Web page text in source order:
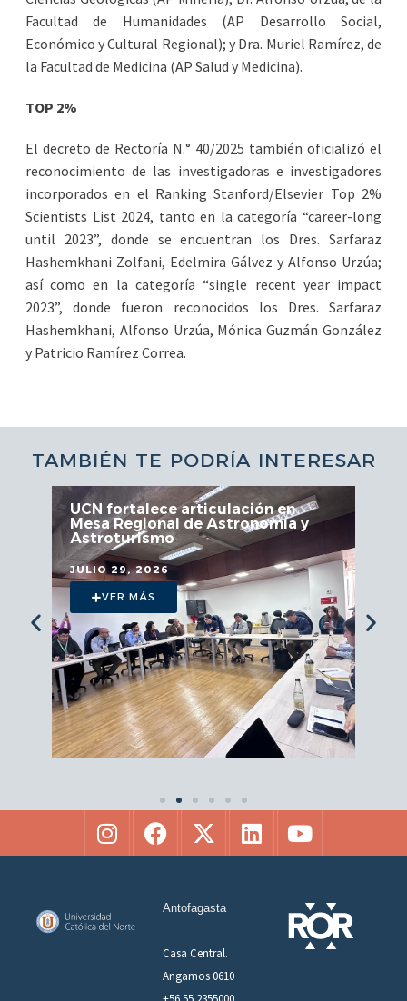
Facultad de Humanidades (AP Desarrollo Social,
Económico y Cultural Regional); y Dra. Muriel Ramírez, de
la Facultad de Medicina (AP Salud y Medicina).
TOP 2%
El decreto de Rectoría N.° 40/2025 también oficializó el
reconocimiento de las investigadoras e investigadores
incorporados en el Ranking Stanford/Elsevier Top 2%
Scientists List 2024, tanto en la categoría “career-long
until 2023”, donde se encuentran los Dres. Sarfaraz
Hashemkhani Zolfani, Edelmira Gálvez y Alfonso Urzúa;
así como en la categoría “single recent year impact
2023”, donde fueron reconocidos los Dres. Sarfaraz
Hashemkhani, Alfonso Urzúa, Mónica Guzmán González
y Patricio Ramírez Correa.
TAMBIÉN TE PODRÍA INTERESAR
UCN fortalece articulación en
Mesa Regional de Astronomía y
Astroturismo
JULIO 29, 2026
VER MÁS
Antofagasta
Casa Central.
Angamos 0610